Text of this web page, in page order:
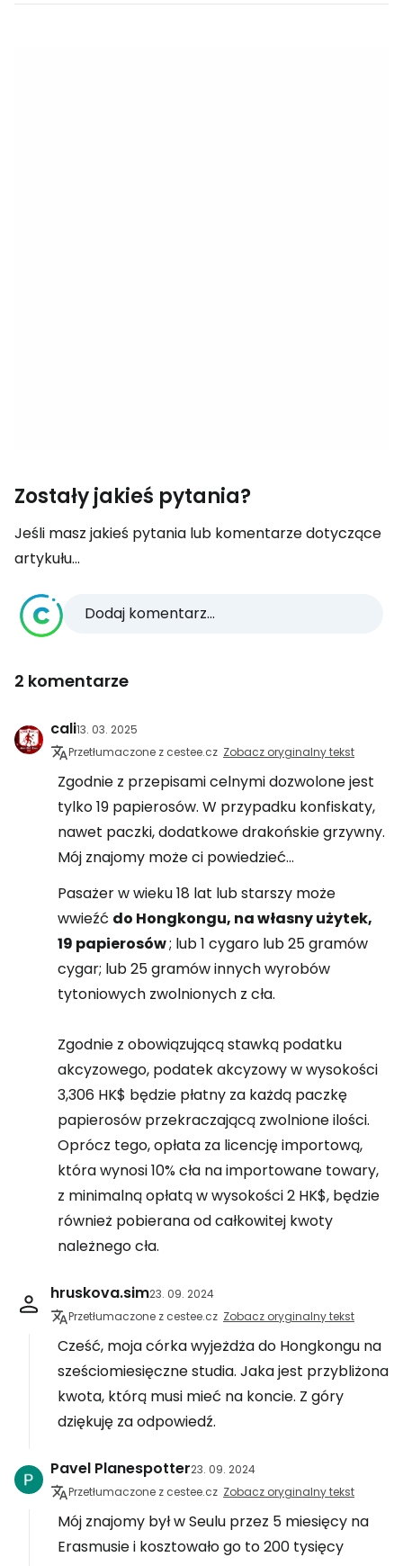
Zostały jakieś pytania?
Jeśli masz jakieś pytania lub komentarze dotyczące
artykułu...
Dodaj komentarz...
2 komentarze
cali13. 03. 2025
Przetłumaczone z cestee.cz Zobacz oryginalny tekst
Zgodnie z przepisami celnymi dozwolone jest
tylko 19 papierosów. W przypadku konfiskaty,
nawet paczki, dodatkowe drakońskie grzywny.
Mój znajomy może ci powiedzieć...
Pasażer w wieku 18 lat lub starszy może
wwieźć do Hongkongu, na własny użytek,
19 papierosów; lub 1 cygaro lub 25 gramów
cygar; lub 25 gramów innych wyrobów
tytoniowych zwolnionych z cła.
Zgodnie z obowiązującą stawką podatku
akcyzowego, podatek akcyzowy w wysokości
3,306 HK$ będzie płatny za każdą paczkę
papierosów przekraczającą zwolnione ilości.
Oprócz tego, opłata za licencję importową,
która wynosi 10% cła na importowane towary,
z minimalną opłatą w wysokości 2 HK$, będzie
również pobierana od całkowitej kwoty
należnego cła.
hruskova.sim23. 09. 2024
Przetłumaczone z cestee.cz Zobacz oryginalny tekst
Cześć, moja córka wyjeżdża do Hongkongu na
sześciomiesięczne studia. Jaka jest przybliżona
kwota, którą musi mieć na koncie. Z góry
dziękuję za odpowiedź.
Pavel Planespotter23. 09. 2024
Przetłumaczone z cestee.cz Zobacz oryginalny tekst
Mój znajomy był w Seulu przez 5 miesięcy na
Erasmusie i kosztowało go to 200 tysięcy